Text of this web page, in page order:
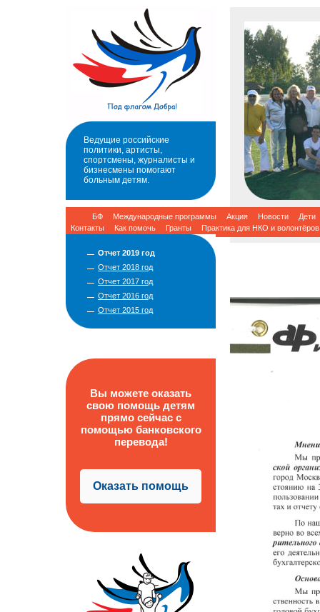
Ведущие российские
политики, артисты,
спортсмены, журналисты и
бизнесмены помогают
больным детям.
БФ Международные программы Акция Новости
Дети
Контакты
Как помочь Гранты Практика для НКО и волонтёров
Отчет 2019 год
Отчет 2018 год
Отчет 2017 год
Отчет 2016 год
Отчет 2015 год
Вы можете оказать
свою помощь детям
прямо сейчас с
помощью банковского
перевода!
Оказать помощь